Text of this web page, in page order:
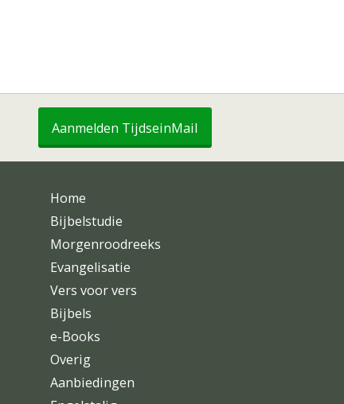
Aanmelden TijdseinMail
Home
Bijbelstudie
Morgenroodreeks
Evangelisatie
Vers voor vers
Bijbels
e-Books
Overig
Aanbiedingen